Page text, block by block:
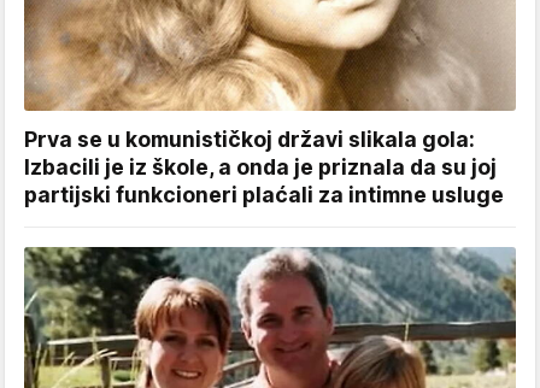
Prva se u komunističkoj državi slikala gola:
Izbacili je iz škole, a onda je priznala da su joj
partijski funkcioneri plaćali za intimne usluge